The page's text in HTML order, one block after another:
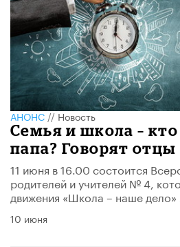
АНОНС//Новость
Семья и школа –
папа? Говорят отцы
11 июня в 16.00 состоится
родителей и учителей № 4,
движения «Школа – наше
10 июня